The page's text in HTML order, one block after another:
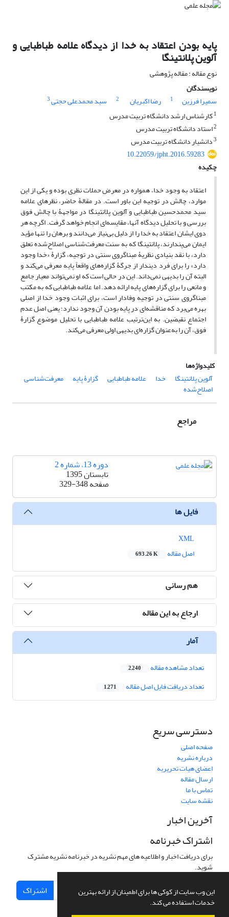
این وب سایت از کوکی ها برای اطمینان از ارائه بهترین
خدمات استفاده می کند.
پایه بودن اعتقاد به خدا از دیدگاه علامه طباطبایی و
آلوین پلانتینگا
نوع مقاله : مقاله پژوهشی
نویسندگان
سمیرا فرزین
1 رضا اکبریان 2 سید محمدعلی حجتی3
1کارشناس ارشد دانشگاه تربیت مدرس
2استاد دانشگاه تربیت مدرس
3دانشیار دانشگاه تربیت مدرس
10.22059/jpht.2016.59283
چکیده
اعتقاد به وجود خدا، همواره در معرض حملات نظری بوده و یکی از این
موارد، چالش در توجیه این باور است. در مقالۀ حاضر، نظرهای علامه
سید محمدحسین طباطبایی و آلوین پلانتینگا در مواجهۀ با چالش فوق
بررسی و با تحلیل دیدگاه آنها، مقایسه‌ای انجام خواهد گرفت. اگرچه هر
دوی ایشان اعتقاد به خدا را از دلیل بی‌نیاز می‌دانند و برهان را تنها مؤید
ایمان می‌پندارند، پلانتینگا که به سنت معرفت‌شناسی اصلاح‌شده تعلق
دارد، با نقد بنیادی نظریۀ مبناگروی سنتی در توجیه، گزارۀ «خدا وجود
دارد» را برای فرد دیندار از جرگۀ گزاره‌های واقعاً پایه معرفی می‌کند و
البته آن را بدیهی نمی‌داند. این در حالی است که او نمی‌تواند معیار جامع
و مانعی را برای گزاره‌های پایه ارائه دهد. اما علامه طباطبایی که به مکتب
مبناگروی سنتی در توجیه وفادار است، برای اثبات وجود خدا از اصلی
بهره می‌برد که مناقشه‌ای در پایه بودن آن وجود ندارد؛ یعنی اصل عدم
اجتماع نقیضین. به این‌ترتیب علامه طباطبایی با تحلیل موضوع گزارۀ
فوق، آن را به‌عنوان گزاره‌ای بدیهی اولی معرفی می‌کند.
کلیدواژه‌ها
آلوین پلانتینگا
خدا علامه طباطبایی گزارۀ پایه معرفت‌شناسی
اصلاح‌شده
مراجع
دوره 13، شماره 2
تابستان 1395
صفحه329-348
فایل ها
اصل مقاله
693.26 K
هم رسانی
ارجاع به این مقاله
آمار
تعداد مشاهده مقاله 2,240
تعداد دریافت فایل اصل مقاله 1,271
دسترسی سریع
صفحه اصلی
درباره نشریه
اعضای هیات تحریریه
ارسال مقاله
تماس با ما
نقشه سایت
آخرین اخبار
اشتراک خبرنامه
برای دریافت اخبار و اطلاعیه های مهم نشریه در خبرنامه نشریه مشترک
شوید.
اشتراک